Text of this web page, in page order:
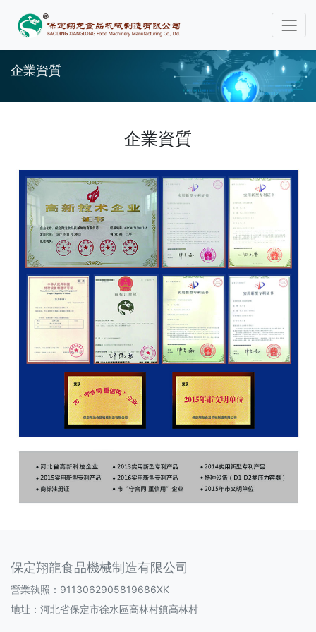
企業資質
企業資質
保定翔龍食品機械制造有限公司
營業執照：9113062905819686XK
地址：河北省保定市徐水區高林村鎮高林村